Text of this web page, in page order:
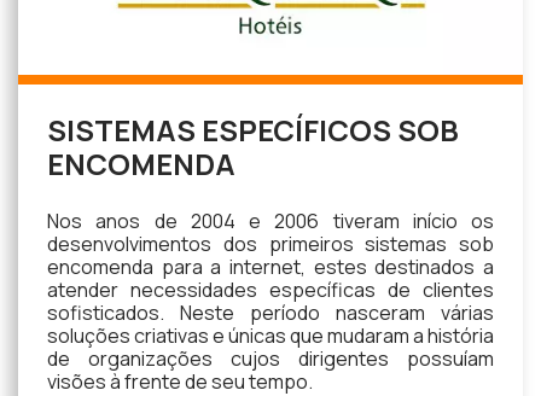
SISTEMAS ESPECÍFICOS SOB
ENCOMENDA
Nos anos de 2004 e 2006 tiveram início os
desenvolvimentos dos primeiros sistemas sob
encomenda para a internet, estes destinados a
atender necessidades específicas de clientes
sofisticados. Neste período nasceram várias
soluções criativas e únicas que mudaram a história
de organizações cujos dirigentes possuíam
visões à frente de seu tempo.